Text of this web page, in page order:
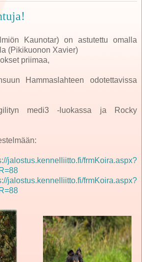
Kaunotar) on astutettu omalla
(Pikikuonon Xavier)
priimaa,
Hammaslahteen odotettavissa
medi3 -luokassa ja Rocky
jalostus.kennelliitto.fi/frmKoira.aspx?
jalostus.kennelliitto.fi/frmKoira.aspx?